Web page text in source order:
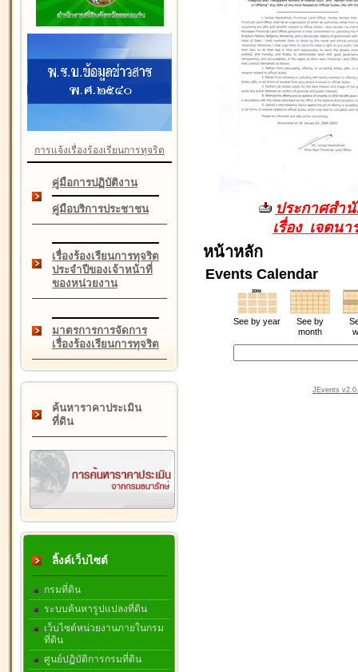
การแจ้งเรื่องร้องเรียนการทุจริต
คู่มือการปฏิบัติงาน
คู่มือบริการประชาชน
เรื่องร้องเรียนการทุจริต
ประจำปีของเจ้าหน้าที่
ของหน่วยงาน
มาตรการการจัดการ
เรื่องร้องเรียนการทุจริต
ค้นหาราคาประเมิน
ที่ดิน
ลิ้งค์เว็บไซต์
กรมที่ดิน
ระบบค้นหารูปแปลงที่ดิน
เว็บไซต์หน่วยงานภายในกรม
ที่ดิน
ศูนย์ปฏิบัติการกรมที่ดิน
ประกาศสำ
เรื่อง เจตน
หน้าหลัก
Events Calendar
See by year
See by
month
JEvents